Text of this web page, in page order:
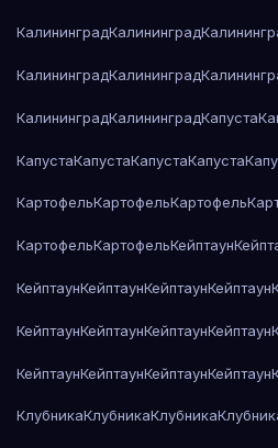
КалининградКалининград
КалининградКалининград
КалининградКалининградКапуста
КапустаКапустаКапустаКапуста
КартофельКартофельКартофель
КартофельКартофельКейптаун
КейптаунКейптаунКейптаунКейптаун
КейптаунКейптаунКейптаунКейптаун
КейптаунКейптаунКейптаунКейптаун
КлубникаКлубникаКлубника